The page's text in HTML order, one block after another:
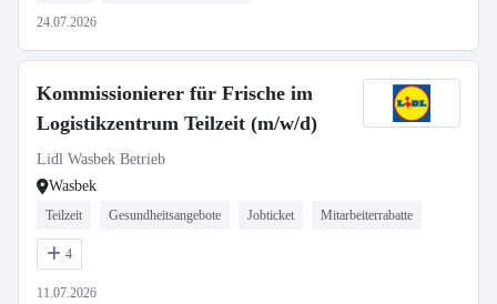
24.07.2026
Kommissionierer für Frische im
Logistikzentrum Teilzeit (m/w/d)
Lidl Wasbek Betrieb
Wasbek
Teilzeit Gesundheitsangebote Jobticket Mitarbeiterrabatte
4
11.07.2026